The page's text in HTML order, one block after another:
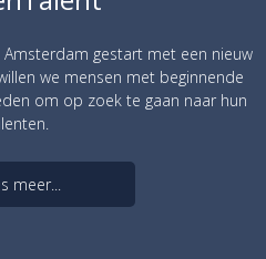
Amsterdam gestart met een nieuw
we mensen met beginnende
om op zoek te gaan naar hun
meer...